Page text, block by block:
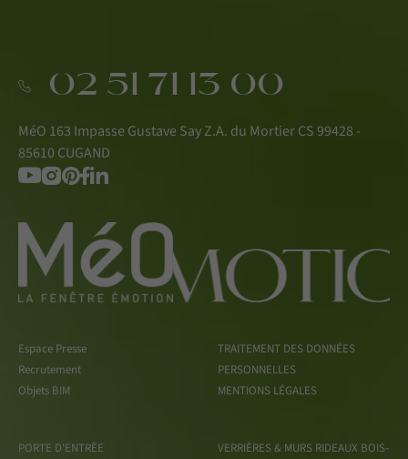
02 51 71 13 00
MéO 163 Impasse Gustave Say Z.A. du Mortier CS 99428 -
85610 CUGAND
Espace Presse
Recrutement
Objets BIM
TRAITEMENT DES DONNÉES
PERSONNELLES
MENTIONS LÉGALES
PORTE D'ENTRÈE
VERRIÈRES & MURS RIDEAUX BOIS-